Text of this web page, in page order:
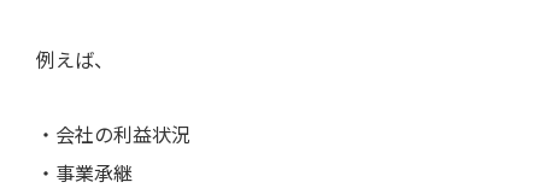
例えば、
・会社の利益状況
・事業承継